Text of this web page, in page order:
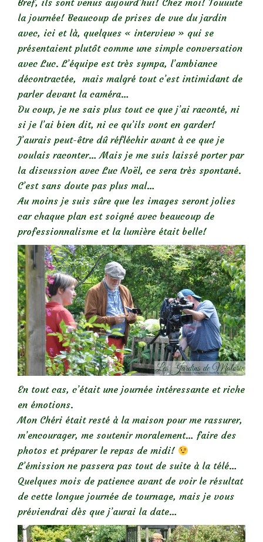
la journée! Beaucoup de prises de vue du jardin
avec, ici et là, quelques « interview » qui se
présentaient plutôt comme une simple conversation
avec Luc. L’équipe est très sympa, l’ambiance
décontractée, mais malgré tout c’est intimidant de
parler devant la caméra…
Du coup, je ne sais plus tout ce que j’ai raconté, ni
si je l’ai bien dit, ni ce qu’ils vont en garder!
J’aurais peut-être dû réfléchir avant à ce que je
voulais raconter… Mais je me suis laissé porter par
la discussion avec Luc Noël, ce sera très spontané.
C’est sans doute pas plus mal…
Au moins je suis sûre que les images seront jolies
car chaque plan est soigné avec beaucoup de
professionnalisme et la lumière était belle!
En tout cas, c’était une journée intéressante et riche
en émotions.
Mon Chéri était resté à la maison pour me rassurer,
m’encourager, me soutenir moralement… faire des
photos et préparer le repas de midi!
L’émission ne passera pas tout de suite à la télé…
Quelques mois de patience avant de voir le résultat
de cette longue journée de tournage, mais je vous
préviendrai dès que j’aurai la date…